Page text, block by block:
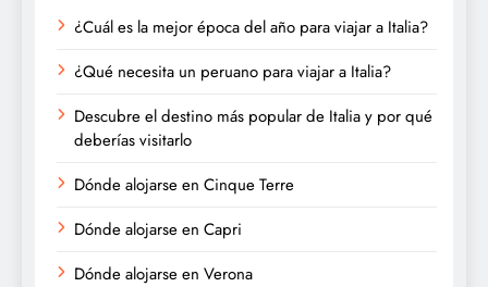
¿Cuál es la mejor época del año para viajar a Italia?
¿Qué necesita un peruano para viajar a Italia?
Descubre el destino más popular de Italia y por qué
deberías visitarlo
Dónde alojarse en Cinque Terre
Dónde alojarse en Capri
Dónde alojarse en Verona